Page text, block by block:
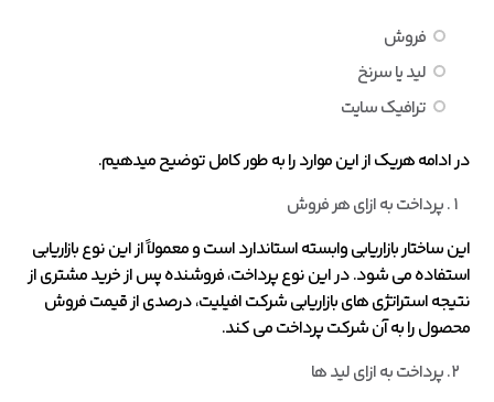
فروش
لید یا سرنخ
ترافیک سایت
در ادامه هریک از این موارد را به طور کامل توضیح میدهیم.
پرداخت به ازای هر فروش
این ساختار بازاریابی وابسته استاندارد است و معمولاً از این نوع بازاریابی
استفاده می شود. در این نوع پرداخت، فروشنده پس از خرید مشتری از
نتیجه استراتژی های بازاریابی شرکت افیلیت، درصدی از قیمت فروش
محصول را به آن شرکت پرداخت می کند.
پرداخت به ازای لید ها